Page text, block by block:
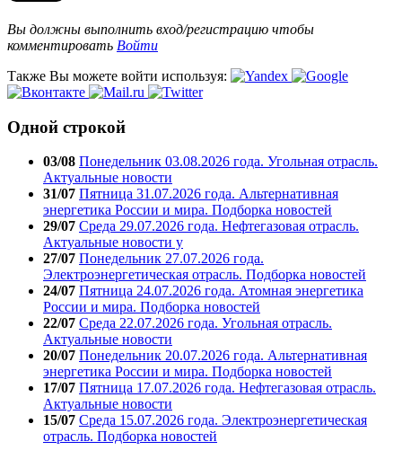
Вы должны выполнить вход/регистрацию чтобы
комментировать Войти
Также Вы можете войти используя:
Одной строкой
03/08 Понедельник 03.08.2026 года. Угольная отрасль.
Актуальные новости
31/07 Пятница 31.07.2026 года. Альтернативная
энергетика России и мира. Подборка новостей
29/07 Среда 29.07.2026 года. Нефтегазовая отрасль.
Актуальные новости у
27/07 Понедельник 27.07.2026 года.
Электроэнергетическая отрасль. Подборка новостей
24/07 Пятница 24.07.2026 года. Атомная энергетика
России и мира. Подборка новостей
22/07 Среда 22.07.2026 года. Угольная отрасль.
Актуальные новости
20/07 Понедельник 20.07.2026 года. Альтернативная
энергетика России и мира. Подборка новостей
17/07 Пятница 17.07.2026 года. Нефтегазовая отрасль.
Актуальные новости
15/07 Среда 15.07.2026 года. Электроэнергетическая
отрасль. Подборка новостей